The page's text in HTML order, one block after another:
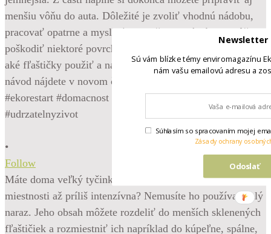
•
Follow
Máte doma veľký tyčinkový difuzér, no vôňa je v jednej
miestnosti až príliš intenzívna? Nemusíte ho používať celý
naraz. Jeho obsah môžete rozdeliť do menších sklenených
fľaštičiek a rozmiestniť ich napríklad do kúpeľne, spálne,
Newsletter
Sú vám blízke témy enviromagazínu
nám vašu emailovú adresu a
Odoslať
Súhlasím so spracovaním mojej
Zásady ochrany